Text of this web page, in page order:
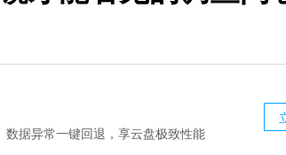
数据异常一键回退，享云盘极致性能